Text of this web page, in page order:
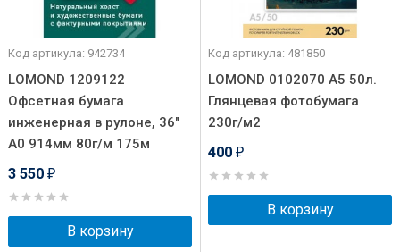
Код артикула: 942734
LOMOND 1209122
Офсетная бумага
инженерная в рулоне, 36"
A0 914мм 80г/м 175м
3 550 ₽
В корзину
Код артикула: 481850
LOMOND 0102070 А5 50л.
Глянцевая фотобумага
230г/м2
400 ₽
В корзину